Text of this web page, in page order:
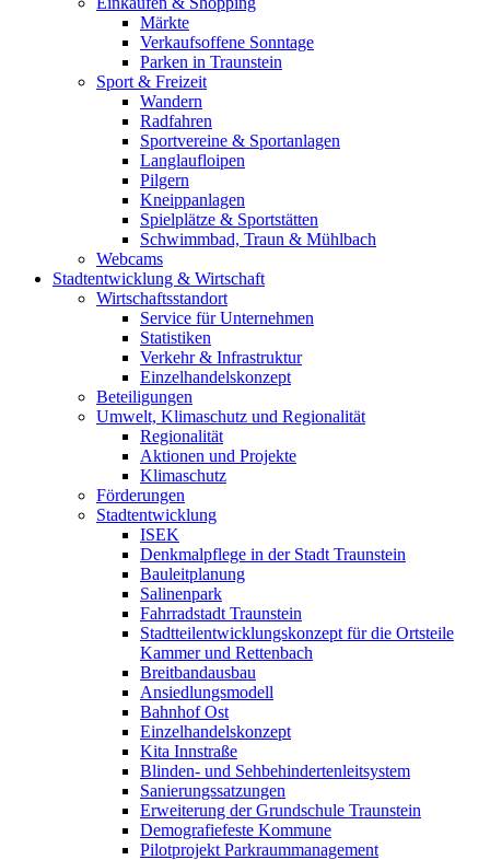
Märkte
Verkaufsoffene Sonntage
Parken in Traunstein
Sport & Freizeit
Wandern
Radfahren
Sportvereine & Sportanlagen
Langlaufloipen
Pilgern
Kneippanlagen
Spielplätze & Sportstätten
Schwimmbad, Traun & Mühlbach
Webcams
Stadtentwicklung & Wirtschaft
Wirtschaftsstandort
Service für Unternehmen
Statistiken
Verkehr & Infrastruktur
Einzelhandelskonzept
Beteiligungen
Umwelt, Klimaschutz und Regionalität
Regionalität
Aktionen und Projekte
Klimaschutz
Förderungen
Stadtentwicklung
ISEK
Denkmalpflege in der Stadt Traunstein
Bauleitplanung
Salinenpark
Fahrradstadt Traunstein
Stadtteilentwicklungskonzept für die Ortsteile
Kammer und Rettenbach
Breitbandausbau
Ansiedlungsmodell
Bahnhof Ost
Einzelhandelskonzept
Kita Innstraße
Blinden- und Sehbehindertenleitsystem
Sanierungssatzungen
Erweiterung der Grundschule Traunstein
Demografiefeste Kommune
Pilotprojekt Parkraummanagement